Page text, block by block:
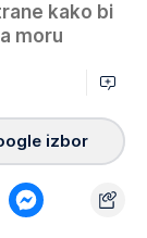
kako bi
moru
izbor